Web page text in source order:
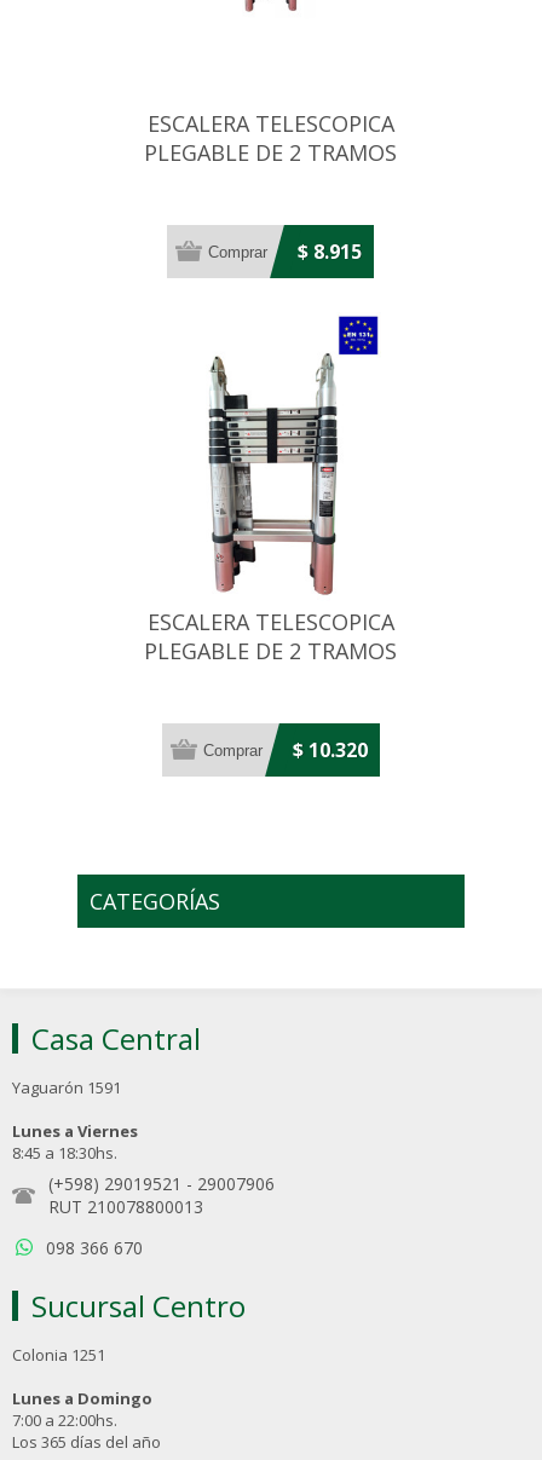
ESCALERA TELESCOPICA
PLEGABLE DE 2 TRAMOS
$ 8.915
ESCALERA TELESCOPICA
PLEGABLE DE 2 TRAMOS
$ 10.320
CATEGORÍAS
Casa Central
Yaguarón 1591
Lunes a Viernes
8:45 a 18:30hs.
(+598) 29019521 - 29007906
RUT 210078800013
098 366 670
Sucursal Centro
Colonia 1251
Lunes a Domingo
7:00 a 22:00hs.
Los 365 días del año